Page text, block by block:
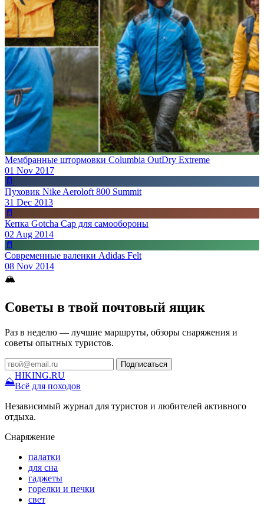
Мембранные штормовки Columbia OutDry Extreme
01 Nov 2017
📄
Пуховик Nike Aeroloft 800 Summit
31 Dec 2013
📄
Кепка Gotcha Cap для самообороны
02 Aug 2014
📄
Современные валенки Adidas Felt
08 Nov 2014
🏔
Советы в твой почтовый ящик
Раз в неделю — лучшие маршруты, обзоры снаряжения и
советы опытных туристов.
Подписаться
⛰
HIKING.RU
Всё для походов
Независимый журнал для туристов и любителей активного
отдыха.
Снаряжение
палатки
для сна
гаджеты
горелки и печки
свет